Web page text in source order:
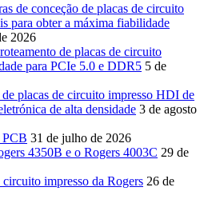
de conceção de placas de circuito
para obter a máxima fiabilidade
2026
de placas de circuito
para PCIe 5.0 e DDR5 5 de
placas de circuito impresso HDI de
de alta densidade 3 de agosto
PCB 31 de julho de 2026
4350B e o Rogers 4003C 29 de
impresso da Rogers 26 de